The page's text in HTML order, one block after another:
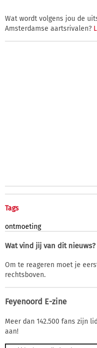
Wat wordt volgens jou de
Amsterdamse aartsrivalen?
Tags
ontmoeting
Wat vind jij van dit nieuws?
Om te reageren moet je
rechtsboven.
Feyenoord E-zine
Meer dan 142.500 fans zijn
aan!